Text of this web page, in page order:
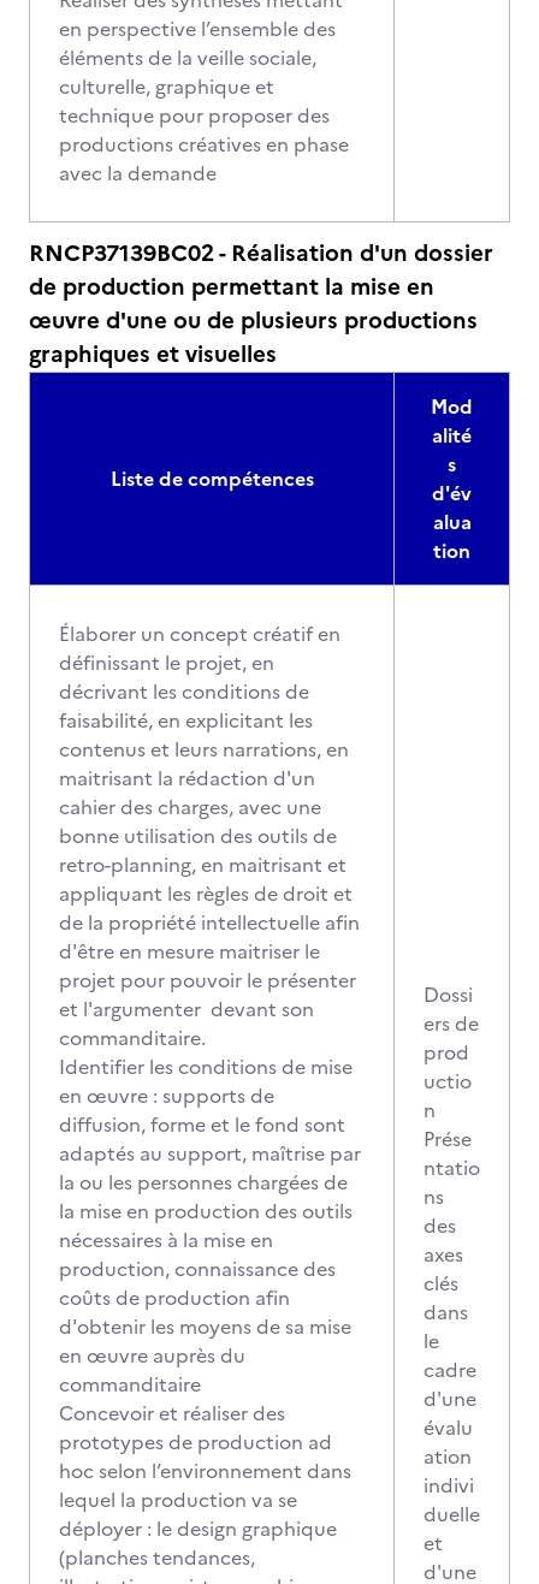
en perspective l’ensemble des
éléments de la veille sociale,
culturelle, graphique et
technique pour proposer des
productions créatives en phase
avec la demande
RNCP37139BC02 - Réalisation d'un dossier
de production permettant la mise en
œuvre d'une ou de plusieurs productions
graphiques et visuelles
Liste de compétences
Mod
alité
s
d'év
alua
tion
Élaborer un concept créatif en
définissant le projet, en
décrivant les conditions de
faisabilité, en explicitant les
contenus et leurs narrations, en
maitrisant la rédaction d'un
cahier des charges, avec une
bonne utilisation des outils de
retro-planning, en maitrisant et
appliquant les règles de droit et
de la propriété intellectuelle afin
d'être en mesure maitriser le
projet pour pouvoir le présenter
et l'argumenter devant son
commanditaire.
Identifier les conditions de mise
en œuvre : supports de
diffusion, forme et le fond sont
adaptés au support, maîtrise par
la ou les personnes chargées de
la mise en production des outils
nécessaires à la mise en
production, connaissance des
coûts de production afin
d'obtenir les moyens de sa mise
en œuvre auprès du
commanditaire
Concevoir et réaliser des
prototypes de production ad
hoc selon l’environnement dans
lequel la production va se
déployer : le design graphique
(planches tendances,
Dossi
ers de
prod
uctio
n
Prése
ntatio
ns
des
axes
clés
dans
le
cadre
d'une
évalu
ation
indivi
duelle
et
d'une